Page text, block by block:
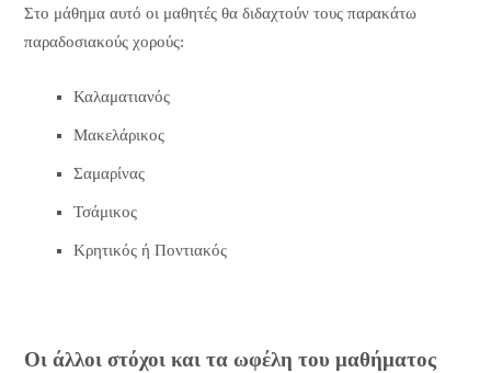
Στο μάθημα αυτό οι μαθητές θα διδαχτούν τους παρακάτω
παραδοσιακούς χορούς:
Καλαματιανός
Μακελάρικος
Σαμαρίνας
Τσάμικος
Κρητικός ή Ποντιακός
Οι άλλοι στόχοι και τα ωφέλη του μαθήματος